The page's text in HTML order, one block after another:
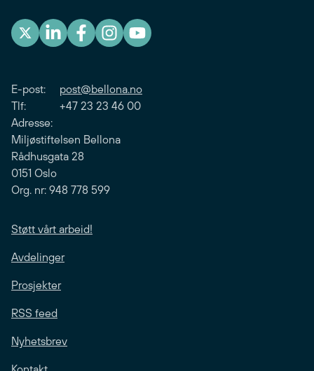
E-post: post@bellona.no
Tlf: +47 23 23 46 00
Adresse:
Miljøstiftelsen Bellona
Rådhusgata 28
0151 Oslo
Org. nr: 948 778 599
Støtt vårt arbeid!
Avdelinger
Prosjekter
RSS feed
Nyhetsbrev